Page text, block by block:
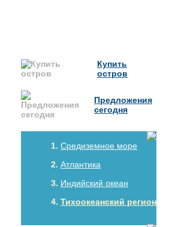
Купить
остров
Предложения
сегодня
Средиземное море
Атлантика
Индийский океан
Тихоокеанский регион